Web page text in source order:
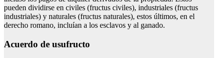
pueden dividirse en civiles (fructus civiles), industriales (fructus
industriales) y naturales (fructus naturales), estos últimos, en el
derecho romano, incluían a los esclavos y al ganado.
Acuerdo de usufructo